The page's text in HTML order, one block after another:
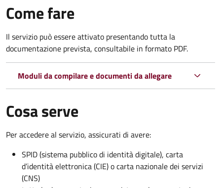
Come fare
Il servizio può essere attivato presentando tutta la
documentazione prevista, consultabile in formato PDF.
Moduli da compilare e documenti da allegare
Cosa serve
Per accedere al servizio, assicurati di avere:
SPID (sistema pubblico di identità digitale), carta
d’identità elettronica (CIE) o carta nazionale dei servizi
(CNS)